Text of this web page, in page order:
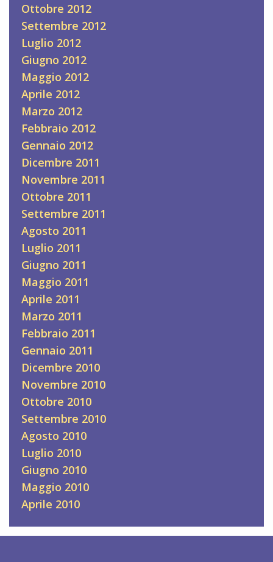
Ottobre 2012
Settembre 2012
Luglio 2012
Giugno 2012
Maggio 2012
Aprile 2012
Marzo 2012
Febbraio 2012
Gennaio 2012
Dicembre 2011
Novembre 2011
Ottobre 2011
Settembre 2011
Agosto 2011
Luglio 2011
Giugno 2011
Maggio 2011
Aprile 2011
Marzo 2011
Febbraio 2011
Gennaio 2011
Dicembre 2010
Novembre 2010
Ottobre 2010
Settembre 2010
Agosto 2010
Luglio 2010
Giugno 2010
Maggio 2010
Aprile 2010